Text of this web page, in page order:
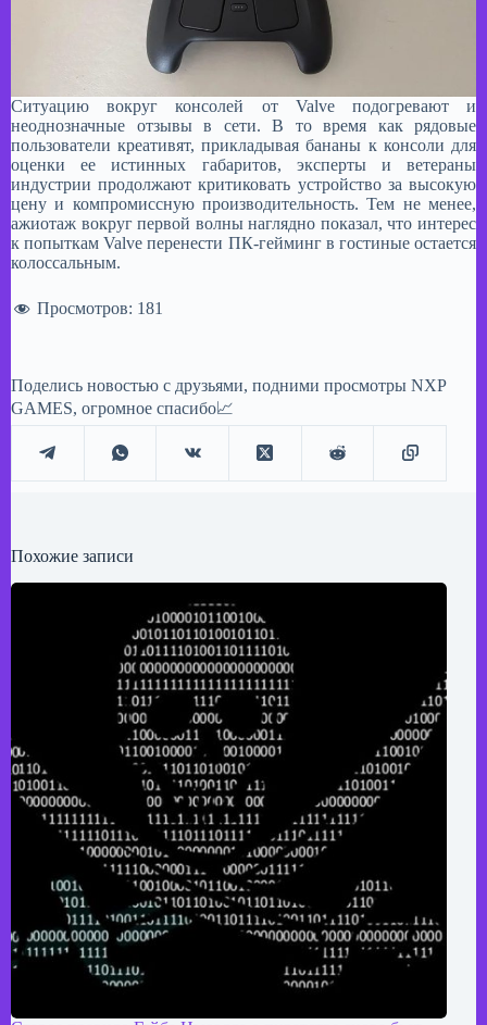
Ситуацию вокруг консолей от Valve подогревают и
неоднозначные отзывы в сети. В то время как рядовые
пользователи креативят, прикладывая бананы к консоли для
оценки ее истинных габаритов, эксперты и ветераны
индустрии продолжают критиковать устройство за высокую
цену и компромиссную производительность. Тем не менее,
ажиотаж вокруг первой волны наглядно показал, что интерес
к попыткам Valve перенести ПК-гейминг в гостиные остается
колоссальным.
Просмотров: 181
Поделись новостью с друзьями, подними просмотры NXP
GAMES, огромное спасибо📈
Похожие записи